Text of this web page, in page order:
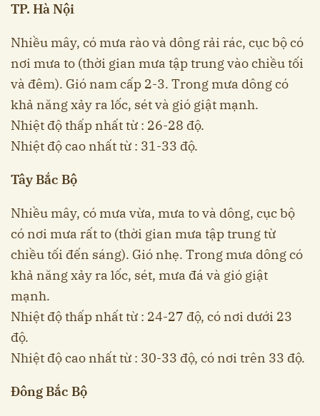
TP. Hà Nội
Nhiều mây, có mưa rào và dông rải rác, cục bộ có
nơi mưa to (thời gian mưa tập trung vào chiều tối
và đêm). Gió nam cấp 2-3. Trong mưa dông có
khả năng xảy ra lốc, sét và gió giật mạnh.
Nhiệt độ thấp nhất từ : 26-28 độ.
Nhiệt độ cao nhất từ : 31-33 độ.
Tây Bắc Bộ
Nhiều mây, có mưa vừa, mưa to và dông, cục bộ
có nơi mưa rất to (thời gian mưa tập trung từ
chiều tối đến sáng). Gió nhẹ. Trong mưa dông có
khả năng xảy ra lốc, sét, mưa đá và gió giật
mạnh.
Nhiệt độ thấp nhất từ : 24-27 độ, có nơi dưới 23
độ.
Nhiệt độ cao nhất từ : 30-33 độ, có nơi trên 33 độ.
Đông Bắc Bộ